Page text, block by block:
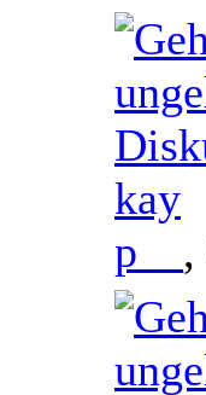
kay
p__ ,